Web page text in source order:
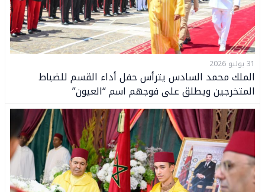
31 يوليو 2026
الملك محمد السادس يترأس حفل أداء القسم للضباط
المتخرجين ويطلق على فوجهم اسم “العيون”